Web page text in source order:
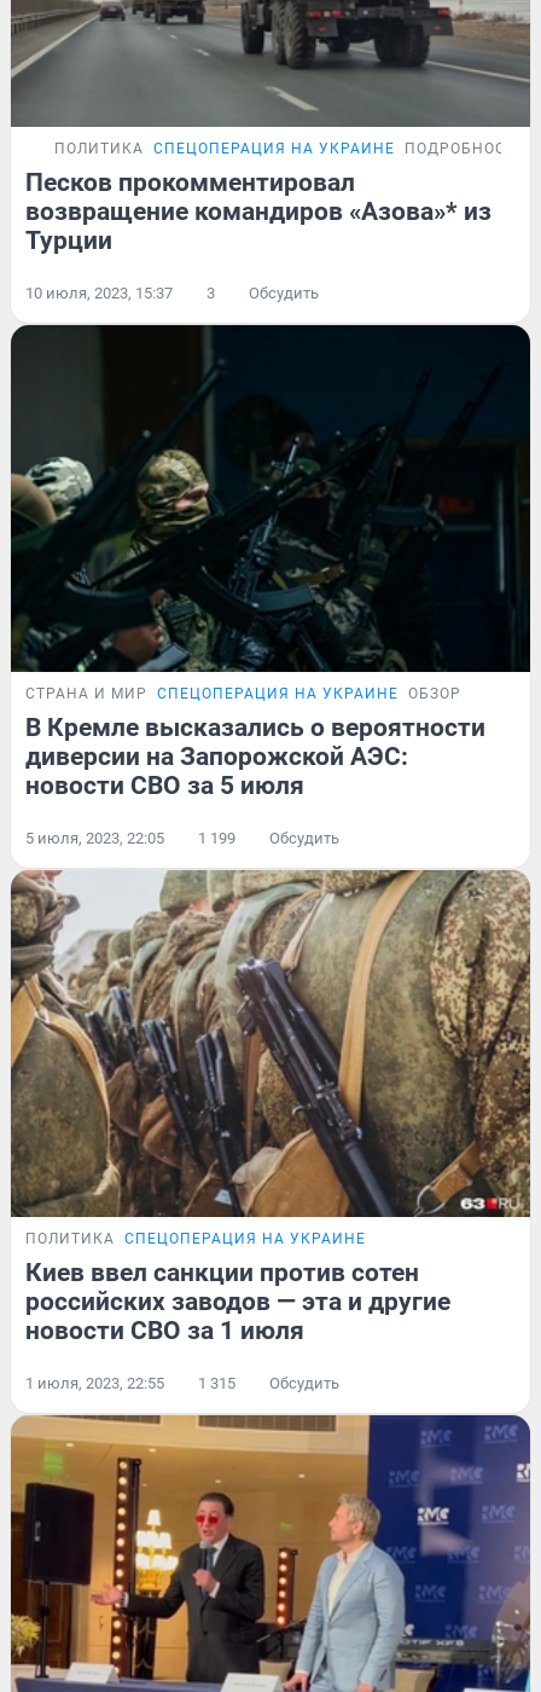
ПОЛИТИКА СПЕЦОПЕРАЦИЯ НА УКРАИНЕ ПОДРОБНОСТИ
Песков прокомментировал
возвращение командиров «Азова»* из
Турции
10 июля, 2023, 15:37 3 Обсудить
СТРАНА И МИР СПЕЦОПЕРАЦИЯ НА УКРАИНЕ ОБЗОР
В Кремле высказались о вероятности
диверсии на Запорожской АЭС:
новости СВО за 5 июля
5 июля, 2023, 22:05 1 199 Обсудить
ПОЛИТИКА СПЕЦОПЕРАЦИЯ НА УКРАИНЕ
Киев ввел санкции против сотен
российских заводов — эта и другие
новости СВО за 1 июля
1 июля, 2023, 22:55 1 315 Обсудить